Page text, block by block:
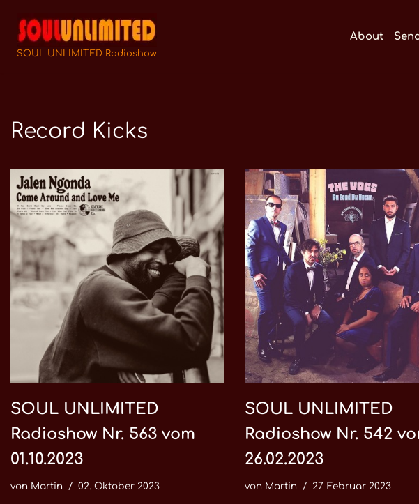
Zum
Inhalt
SOUL UNLIMITED Radioshow
About
Record Kicks
SOUL UNLIMITED
Radioshow Nr. 563 vom
01.10.2023
von Martin 02. Oktober 2023
SOUL UNLIMITED
Radioshow Nr. 542
26.02.2023
von Martin 27. Februar 2023